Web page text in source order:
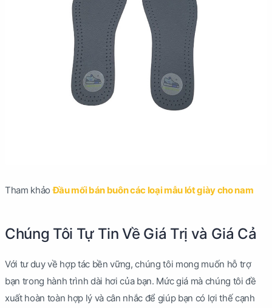
Tham khảoĐầu mối bán buôn các loại mẫu lót giày cho nam
Chúng Tôi Tự Tin Về Giá Trị và Giá Cả
Với tư duy về hợp tác bền vững, chúng tôi mong muốn hỗ trợ
bạn trong hành trình dài hơi của bạn. Mức giá mà chúng tôi đề
xuất hoàn toàn hợp lý và cân nhắc để giúp bạn có lợi thế cạnh